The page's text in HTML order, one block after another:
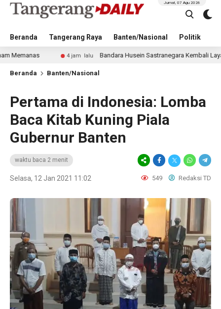
Beranda Tangerang Raya Banten/Nasional Politik
Jumat, 07 Agu 2026
4 jam lalu Bandara Husein Sastranegara Kembali Layani
Beranda Banten/Nasional
Pertama di Indonesia: Lomba
Baca Kitab Kuning Piala
Gubernur Banten
waktu baca 2 menit
Selasa, 12 Jan 2021 11:02 549 Redaksi TD